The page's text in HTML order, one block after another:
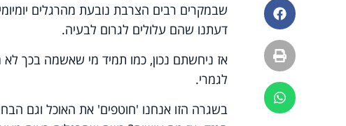
פייסבוק
הדפסה
ווטסאפ
שבמקרים רבים הצרבת נובעת מהרגלים
דעתנו שהם עלולים לגרום לבעיה.
אז ניחשתם נכון, כמו תמיד מי שאשמה בכך
לגמרי.
בשגרה הזו אנחנו 'חוטפים' את האוכל וגם